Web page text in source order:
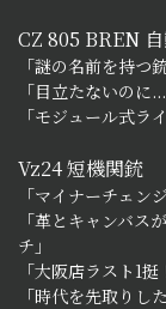
CZ 805 BREN
「謎の名前を持つ銃
「目立たないのに...
「モジュール式ラ
Vz24 短機関銃
「マイナーチェン
「革とキャンバ
チ」
「大阪店ラスト1
「時代を先取りし